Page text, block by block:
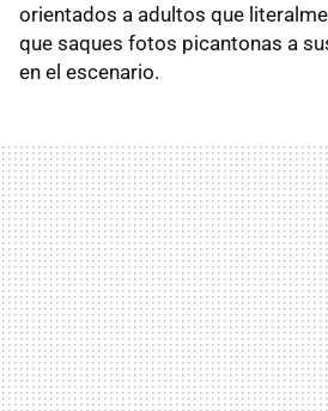
orientados a adultos que
que saques fotos picantonas a
en el escenario.